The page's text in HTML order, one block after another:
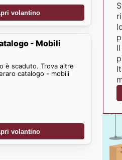
volantino
- Mobili
è scaduto. Trova altre
catalogo - mobili
volantino